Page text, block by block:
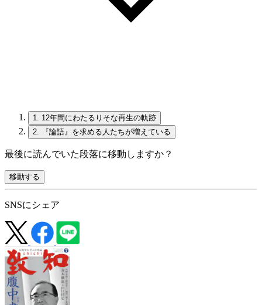
1.
12年間にわたるりそな再生の軌跡
2.
『論語』を求める人たちが増えている
最後に読んでいた段落に移動しますか？
移動する
SNSにシェア